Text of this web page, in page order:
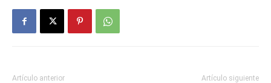
Artículo anterior Artículo siguiente